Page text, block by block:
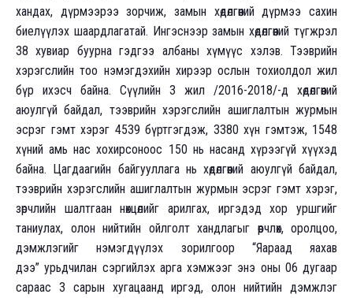
хандах, дүрмээрээ зорчиж, замын хөдөлгөөний дүрмээ сахин
биелүүлэх шаардлагатай. Ингэснээр замын хөдөлгөөний түгжрэл
38 хувиар буурна гэдгээ албаны хүмүүс хэлэв. Тээврийн
хэрэгслийн тоо нэмэгдэхийн хирээр ослын тохиолдол жил
бүр ихэсч байна. Сүүлийн 3 жил /2016-2018/-д хөдөлгөөний
аюулгүй байдал, тээврийн хэрэгслийн ашиглалтын журмын
эсрэг гэмт хэрэг 4539 бүртгэгдэж, 3380 хүн гэмтэж, 1548
хүний амь нас хохирсоноос 150 нь насанд хүрээгүй хүүхэд
байна. Цагдаагийн байгууллага нь хөдөлгөөний аюулгүй байдал,
тээврийн хэрэгслийн ашиглалтын журмын эсрэг гэмт хэрэг,
зөрчлийн шалтгаан нөхцөлийг арилгах, иргэдэд хор уршгийг
таниулах, олон нийтийн ойлголт хандлагыг өөрчлөх, оролцоо,
дэмжлэгийг нэмэгдүүлэх зорилгоор
“Яараад яахав
дээ” урьдчилан сэргийлэх арга хэмжээг энэ оны 06 дугаар
сараас 3 сарын хугацаанд иргэд, олон нийтийн дэмжлэг